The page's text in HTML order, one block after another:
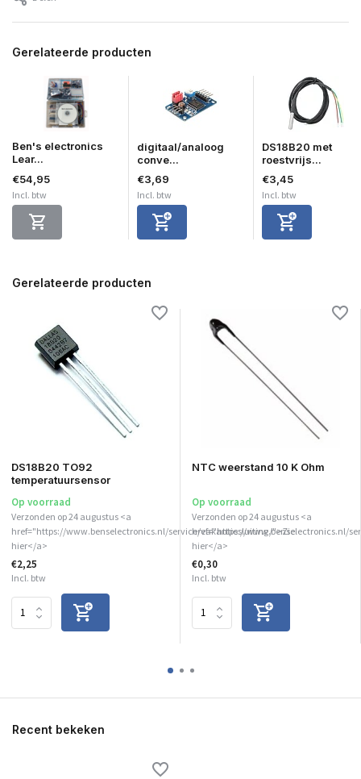
Gerelateerde producten
Ben's electronics
Lear...
€54,95
Incl. btw
digitaal/analoog
conve...
€3,69
Incl. btw
DS18B20 met
roestvrijs...
€3,45
Incl. btw
Gerelateerde producten
DS18B20 TO92
temperatuursensor
Op voorraad
Verzonden op 24 augustus <a
href="https://www.benselectronics.nl/service/vakantiesluiting/">Zie
hier</a>
€2,25
Incl. btw
NTC weerstand 10 K Ohm
Op voorraad
Verzonden op 24 augustus <a
href="https://www.benselectronics.nl/
hier</a>
€0,30
Incl. btw
Recent bekeken